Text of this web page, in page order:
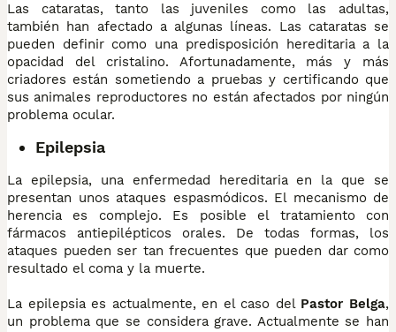
Las cataratas, tanto las juveniles como las adultas,
también han afectado a algunas líneas. Las cataratas se
pueden definir como una predisposición hereditaria a la
opacidad del cristalino. Afortunadamente, más y más
criadores están sometiendo a pruebas y certificando que
sus animales reproductores no están afectados por ningún
problema ocular.
Epilepsia
La epilepsia, una enfermedad hereditaria en la que se
presentan unos ataques espasmódicos. El mecanismo de
herencia es complejo. Es posible el tratamiento con
fármacos antiepilépticos orales. De todas formas, los
ataques pueden ser tan frecuentes que pueden dar como
resultado el coma y la muerte.
La epilepsia es actualmente, en el caso del Pastor Belga,
un problema que se considera grave. Actualmente se han